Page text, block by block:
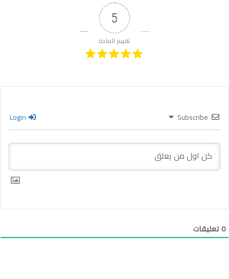
5
تقييم المادة
Subscribe
0تعليقات